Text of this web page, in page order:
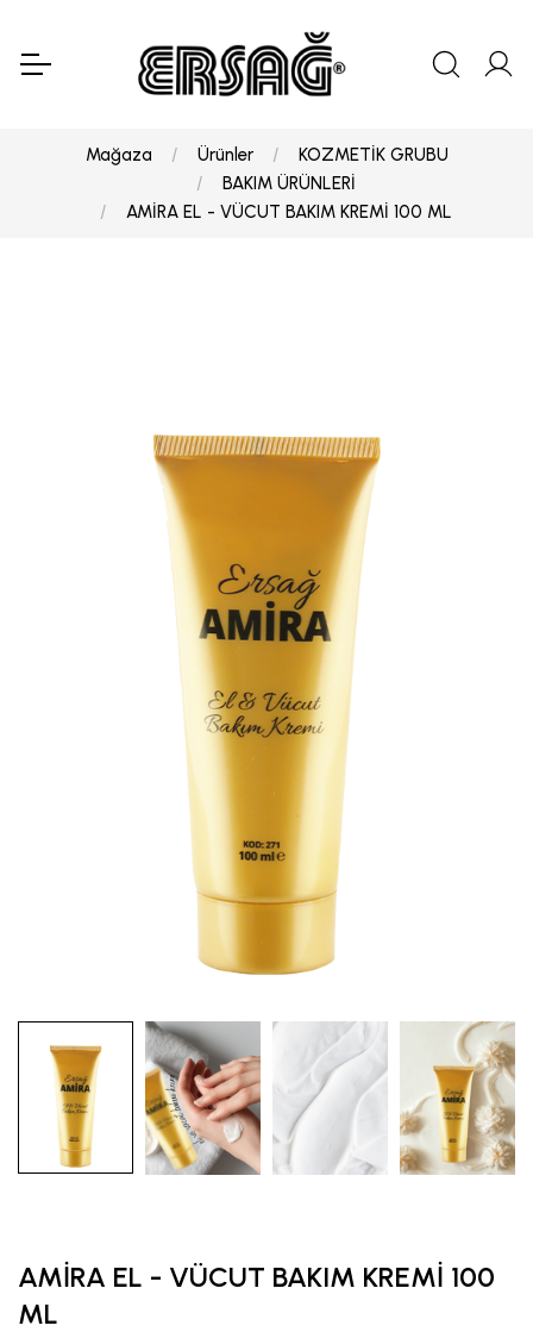
Mağaza Ürünler
KOZMETİK GRUBU
BAKIM ÜRÜNLERİ
AMİRA EL - VÜCUT BAKIM KREMİ 100 ML
AMİRA EL - VÜCUT BAKIM KREMİ 100
ML